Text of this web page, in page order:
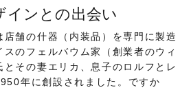
インとの出会い
店舗の什器（内装品）を専門に製造
のフェルバウム家（創業者のウィ
とその妻エリカ、息子のロルフとレ
年に創設されました。ですか